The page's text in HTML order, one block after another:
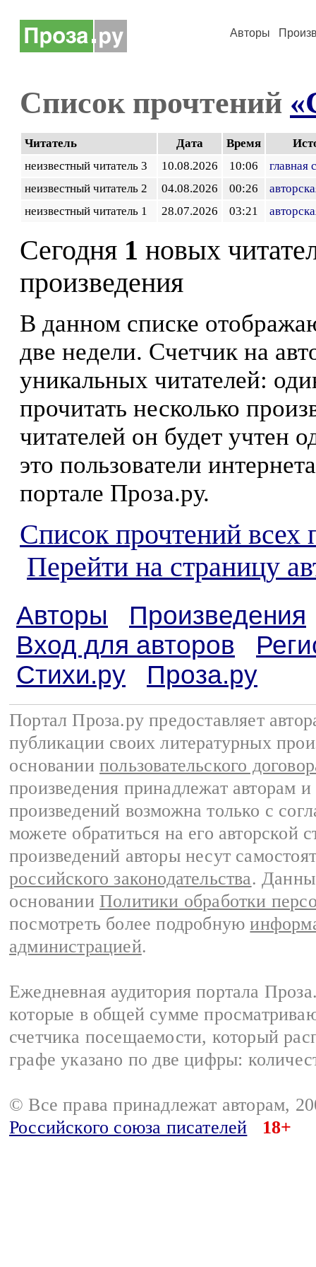
Авторы
Список прочтений
Читатель Дата Время
неизвестный читатель 3
10.08.2026 10:06
главная
неизвестный читатель 2
04.08.2026 00:26
неизвестный читатель 1
28.07.2026 03:21
Сегодня 1 новых
произведения
В данном списке
две недели. Счетчик на
уникальных читателей:
прочитать несколько
читателей он будет учтен
это пользователи
портале Проза.ру.
Список прочтений всех
Перейти на страницу
Авторы
Произведения
Вход для авторов
Стихи.ру
Проза.ру
Портал Проза.ру предоставляет
публикации своих литературных
основании пользовательского
произведения принадлежат авторам
произведений возможна только с
можете обратиться на его авторской
произведений авторы несут
российского законодательства.
основании Политики обработки
посмотреть более подробную
администрацией.
Ежедневная аудитория портала
которые в общей сумме
счетчика посещаемости, который
графе указано по две цифры:
© Все права принадлежат авторам,
Российского союза писателей
18+